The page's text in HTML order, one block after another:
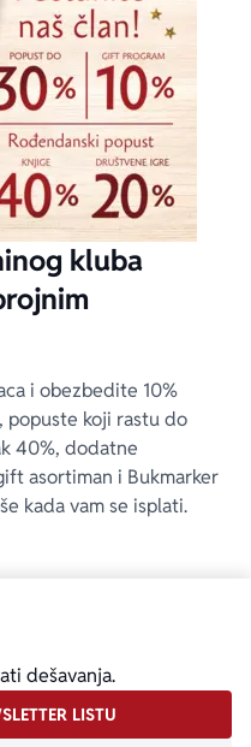
kluba
i obezbedite 10%
popuste koji rastu do
40%, dodatne
asortiman i Bukmarker
kada vam se isplati.
dešavanja.
LISTU